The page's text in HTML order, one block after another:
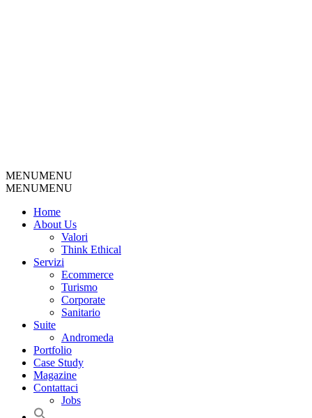
MENUMENU
MENUMENU
Home
About Us
Valori
Think Ethical
Servizi
Ecommerce
Turismo
Corporate
Sanitario
Suite
Andromeda
Portfolio
Case Study
Magazine
Contattaci
Jobs